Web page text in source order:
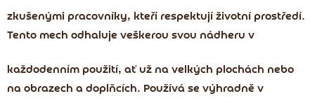
zkušenými pracovníky, kteří respektují životní prostředí.
Tento mech odhaluje veškerou svou nádheru v
každodenním použití, ať už na velkých plochách nebo
na obrazech a doplňcích. Používá se výhradně v